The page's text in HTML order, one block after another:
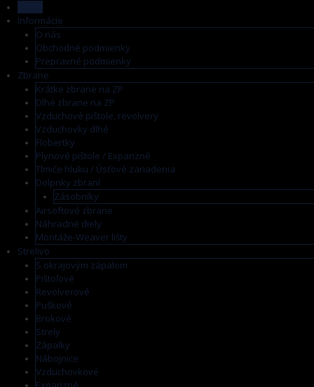
Informácie
O nás
Obchodné podmienky
Prepravné podmienky
Zbrane
Krátke zbrane na ZP
Dlhé zbrane na ZP
Vzduchové pištole, revolvery
Vzduchovky dlhé
Flobertky
Plynové pištole / Expanzné
Tlmiče hluku / Úsťové zariadenia
Dolpnky zbraní
Zásobníky
Airsoftové zbrane
Náhradné diely
Montáže-Weaver lišty
Strelivo
S okrajovým zápalom
Pištoľové
Revolverové
Puškové
Brokové
Strely
Zápalky
Nábojnice
Vzduchovkové